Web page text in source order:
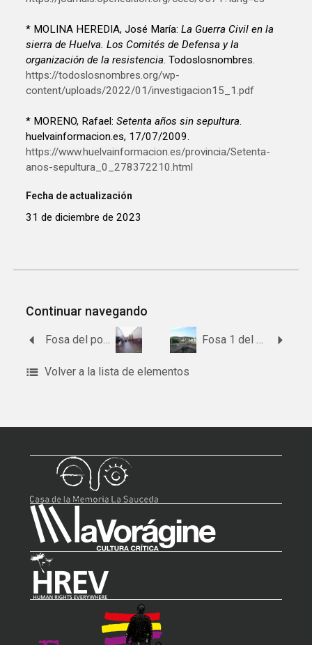
* MOLINA HEREDIA, José María:La Guerra Civil en la
sierra de Huelva. Los Comités de Defensa y la
organización de la resistencia. Todoslosnombres.
https://todoslosnombres.org/wp-
content/uploads/2022/01/investigacion15_1.pdf
* MORENO, Rafael:Setenta años sin sepultura.
huelvainformacion.es, 17/07/2009.
https://www.huelvainformacion.es/provincia/Setenta-
anos-sepultura_0_278372210.html
Fecha de actualización
31 de diciembre de 2023
Continuar navegando
Fosa del polígono industrial La Colada Fosa 1 del cementerio de Rosal de la Frontera.
Volver a la lista de elementos